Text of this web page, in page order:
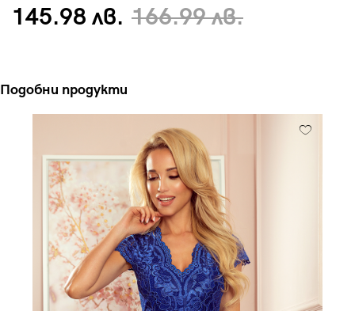
145.98 лв. 166.99 лв.
Подобни продукти